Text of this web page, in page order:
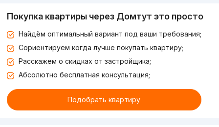
Покупка квартиры через Домтут это просто
Найдём оптимальный вариант под ваши требования;
Сориентируем когда лучше покупать квартиру;
Расскажем о скидках от застройщика;
Абсолютно бесплатная консультация;
Подобрать квартиру